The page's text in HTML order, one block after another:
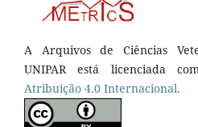
A Arquivos de Ciências
UNIPAR está licenciada
Atribuição 4.0 Internacional.